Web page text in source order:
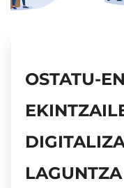
OSTATU-
LAGUNTZA